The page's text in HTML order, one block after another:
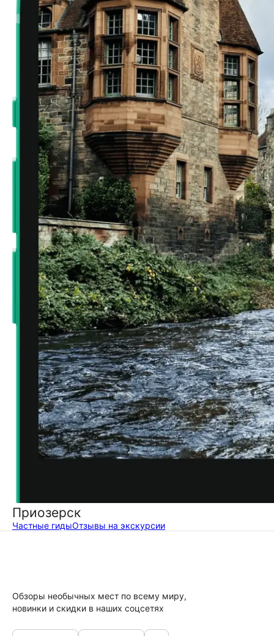
Приозерск
Частные гидыОтзывы на экскурсии
Обзоры необычных мест по всему миру,
новинки и скидки в наших соцсетях